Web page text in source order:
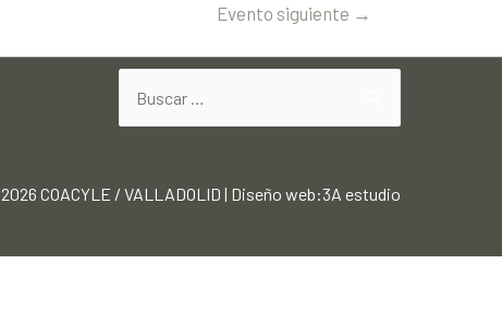
Evento siguiente →
COACYLE / VALLADOLID | Diseño web:3A estudio